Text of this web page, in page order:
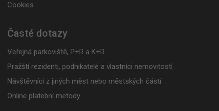
Cookies
Časté dotazy
Veřejná parkoviště, P+R a K+R
Pražští rezidenti, podnikatelé a vlastníci nemovitostí
Návštěvníci z jiných měst nebo městských částí
Online platební metody